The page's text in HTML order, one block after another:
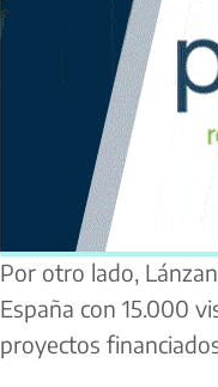
Por otro lado,
España con 15.000
proyectos